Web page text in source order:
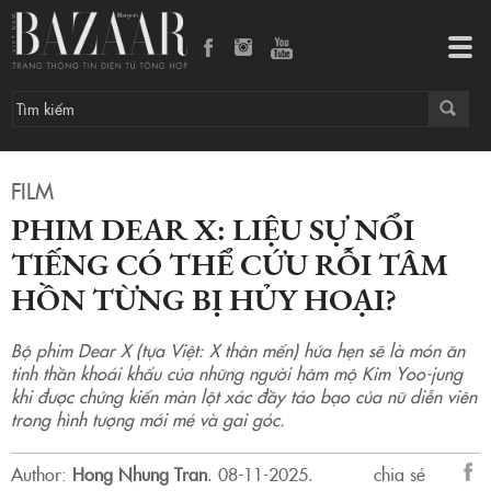
FILM
PHIM DEAR X: LIỆU SỰ NỔI
TIẾNG CÓ THỂ CỨU RỖI TÂM
HỒN TỪNG BỊ HỦY HOẠI?
Bộ phim Dear X (tựa Việt: X thân mến) hứa hẹn sẽ là món ăn
tinh thần khoái khẩu của những người hâm mộ Kim Yoo-jung
khi được chứng kiến màn lột xác đầy táo bạo của nữ diễn viên
trong hình tượng mới mẻ và gai góc.
Author: Hong Nhung Tran. 08-11-2025.
chia sẻ